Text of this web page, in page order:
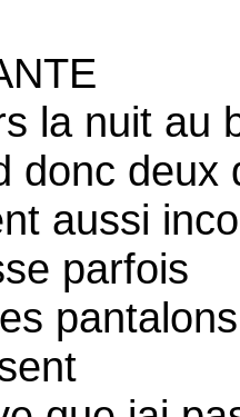
la nuit au
donc deux
aussi
parfois
pantalons